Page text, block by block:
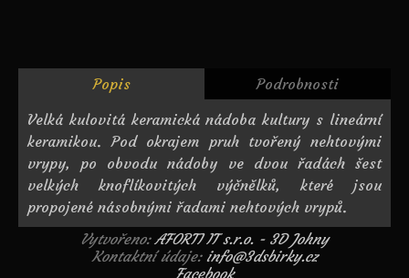
Popis
Podrobnosti
Velká kulovitá keramická nádoba kultury s lineární
keramikou. Pod okrajem pruh tvořený nehtovými
vrypy, po obvodu nádoby ve dvou řadách šest
velkých knoflíkovitých výčnělků, které jsou
propojené násobnými řadami nehtových vrypů.
Vytvořeno:AFORTI IT s.r.o. - 3D Johny
Kontaktní údaje: info@3dsbirky.cz
Facebook